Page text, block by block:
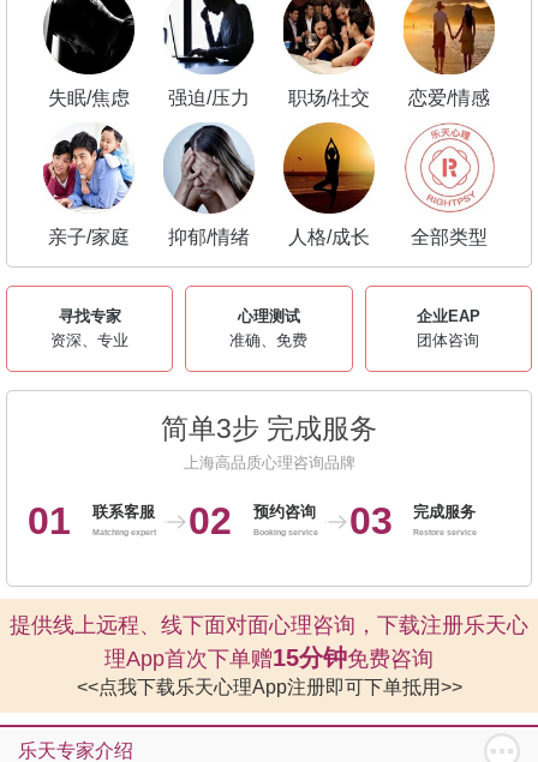
失眠/焦虑 强迫/压力 职场/社交 恋爱/情感
亲子/家庭 抑郁/情绪 人格/成长 全部类型
寻找专家
资深、专业
心理测试
准确、免费
企业EAP
团体咨询
简单3步 完成服务
上海高品质心理咨询品牌
01 联系客服
Matching expert 02 预约咨询
Booking service 03 完成服务
Restore service
提供线上远程、线下面对面心理咨询，下载注册乐天心
理App首次下单赠15分钟免费咨询
<<点我下载乐天心理App注册即可下单抵用>>
乐天专家介绍